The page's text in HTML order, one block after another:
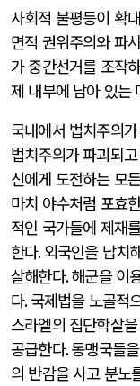
사회적 불평등이 확
면적 권위주의와 파
가 중간선거를 조작
제 내부에 남아 있는
국내에서 법치주의
법치주의가 파괴되
신에게 도전하는 모
마치 야수처럼 포효
적인 국가들에 제재
한다.외국인을 납치
살해한다.해군을 이
다.국제법을 노골적
스라엘의 집단학살
공급한다.동맹국들
의 반감을 사고 분노